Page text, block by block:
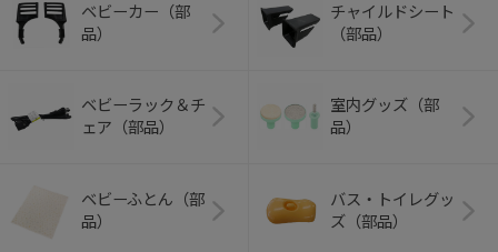
ベビーカー（部
品）
チャイルドシート
（部品）
ベビーラック＆チ
ェア（部品）
室内グッズ（部
品）
ベビーふとん（部
品）
バス・トイレグッ
ズ（部品）